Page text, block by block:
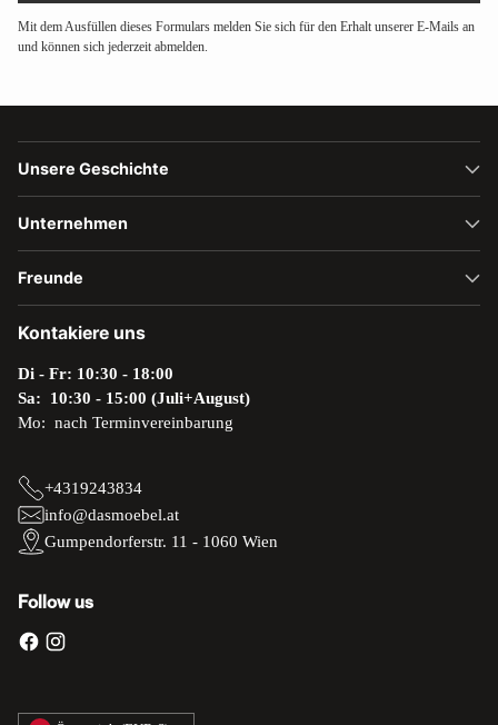
Mit dem Ausfüllen dieses Formulars melden Sie sich für den Erhalt unserer E-Mails an
und können sich jederzeit abmelden.
Unsere Geschichte
Unternehmen
Freunde
Kontakiere uns
Di - Fr: 10:30 - 18:00
Sa: 10:30 - 15:00 (Juli+August)
Mo: nach Terminvereinbarung
+4319243834
info@dasmoebel.at
Gumpendorferstr. 11 - 1060 Wien
Follow us